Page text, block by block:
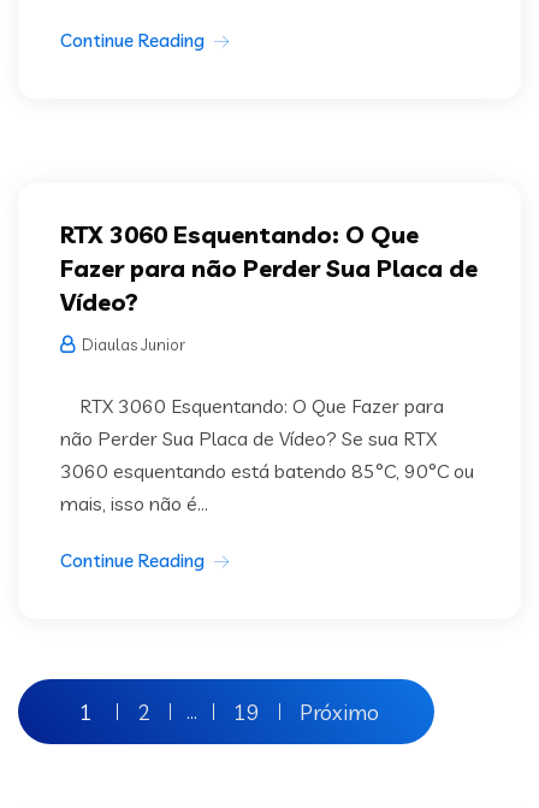
Continue Reading
RTX 3060 Esquentando: O Que
Fazer para não Perder Sua Placa de
Vídeo?
Diaulas Junior
RTX 3060 Esquentando: O Que Fazer para
não Perder Sua Placa de Vídeo? Se sua RTX
3060 esquentando está batendo 85°C, 90°C ou
mais, isso não é...
Continue Reading
1 2 … 19 Próximo